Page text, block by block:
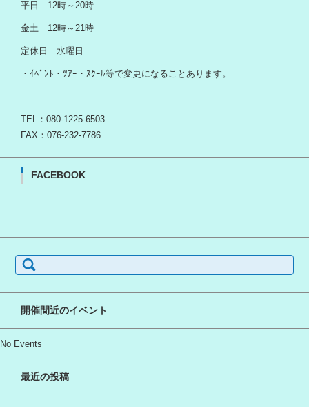
平日 12時～20時
金土 12時～21時
定休日 水曜日
・ｲﾍﾞﾝﾄ・ﾂｱｰ・ｽｸｰﾙ等で変更になることあります。
TEL：080-1225-6503
FAX：076-232-7786
FACEBOOK
索:
開催間近のイベント
No Events
最近の投稿